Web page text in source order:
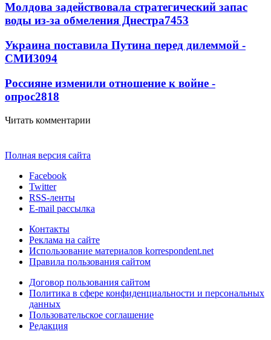
Молдова задействовала стратегический запас
воды из-за обмеления Днестра7453
Украина поставила Путина перед дилеммой -
СМИ3094
Россияне изменили отношение к войне -
опрос2818
Читать комментарии
Полная версия сайта
Facebook
Twitter
RSS-ленты
E-mail рассылка
Контакты
Реклама на сайте
Использование материалов korrespondent.net
Правила пользования сайтом
Договор пользования сайтом
Политика в сфере конфиденциальности и персональных
данных
Пользовательское соглашение
Редакция